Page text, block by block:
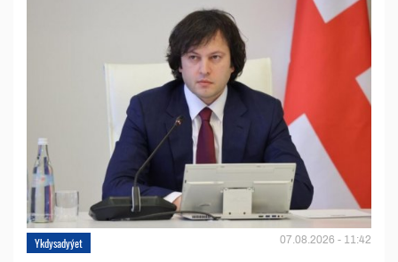
Ykdysadyýet 07.08.2026 - 11:42